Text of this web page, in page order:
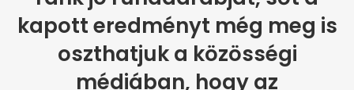
kapott eredményt még meg is
oszthatjuk a közösségi
médiában, hogy az